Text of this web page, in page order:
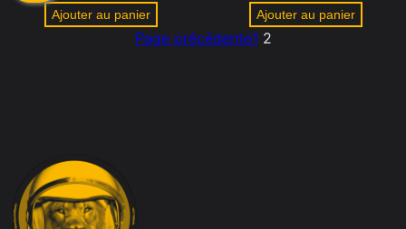
Ajouter au panier Ajouter au panier
Page précédente1 2